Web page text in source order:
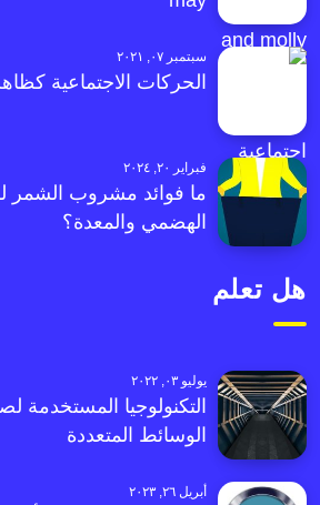
سبتمبر ٠٧, ٢٠٢١
الحركات الاجتماعية
فبراير ٢٠, ٢٠٢٤
ما فوائد مشروب الشمر
الهضمي والمعدة؟
هل تعلم
يوليو ٠٣, ٢٠٢٢
التكنولوجيا المستخدمة
الوسائط المتعددة
أبريل ٢٦, ٢٠٢٣